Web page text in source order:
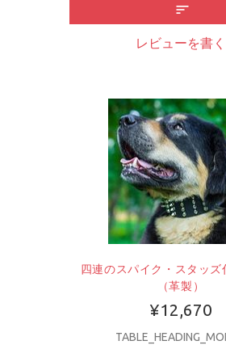
レビューを書く
四連のスパイク・スタッズ
（革製）
¥12,670